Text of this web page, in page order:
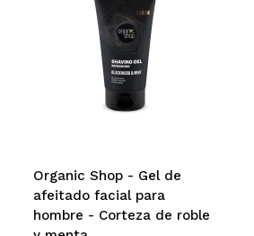
Organic Shop - Gel de
afeitado facial para
hombre - Corteza de roble